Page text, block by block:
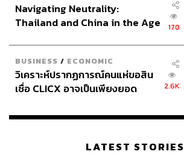
Navigating Neutrality:
Thailand and China in the Age
170
BUSINESS / ECONOMIC
วิเคราะห์ปรากฏการณ์คนแห่ขอสิน
เชื่อ CLICX อาจเป็นเพียงยอด
เรือนไทยที่ถูกซุกไว้
2.6K
LATEST STORIES